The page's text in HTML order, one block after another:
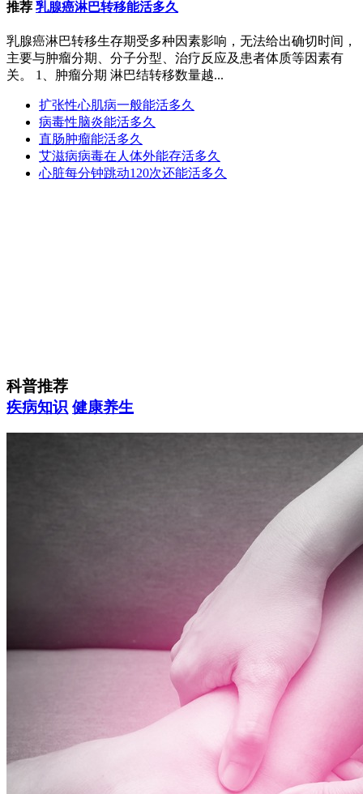
推荐 乳腺癌淋巴转移能活多久
乳腺癌淋巴转移生存期受多种因素影响，无法给出确切时间，
主要与肿瘤分期、分子分型、治疗反应及患者体质等因素有
关。 1、肿瘤分期 淋巴结转移数量越...
扩张性心肌病一般能活多久
病毒性脑炎能活多久
直肠肿瘤能活多久
艾滋病病毒在人体外能存活多久
心脏每分钟跳动120次还能活多久
科普推荐
疾病知识 健康养生